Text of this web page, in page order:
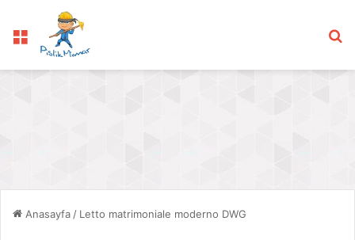
Menü
Anasayfa / Letto matrimoniale moderno DWG